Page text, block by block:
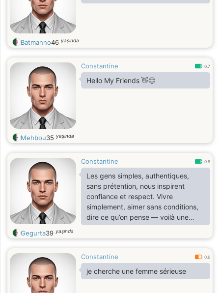
Batmanno46 yaşında
Constantine 0.7
Hello My Friends 👋😊
Mehbou35 yaşında
Constantine 0.8
Les gens simples, authentiques,
sans prétention, nous inspirent
confiance et respect. Vivre
simplement, aimer sans conditions,
dire ce qu’on pense — voilà une
forme de beauté.
Gegurta39 yaşında
Constantine 0.6
je cherche une femme sérieuse